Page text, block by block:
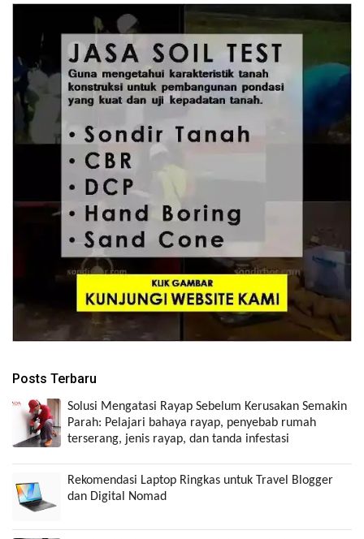
Posts Terbaru
Solusi Mengatasi Rayap Sebelum Kerusakan Semakin
Parah: Pelajari bahaya rayap, penyebab rumah
terserang, jenis rayap, dan tanda infestasi
Rekomendasi Laptop Ringkas untuk Travel Blogger
dan Digital Nomad